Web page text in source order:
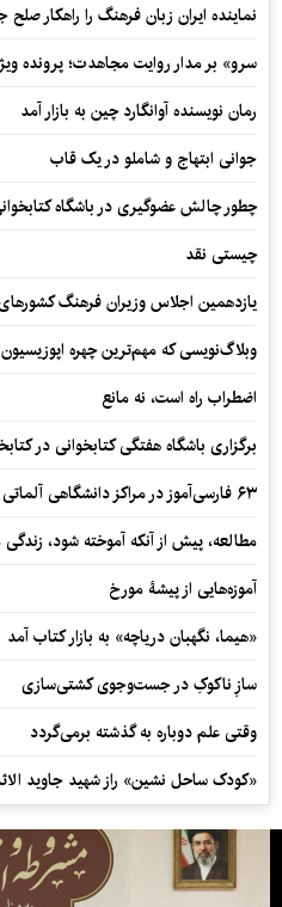
نماینده ایران زبان فرهنگ را راهکار
سرو» بر مدار روایت مجاهدت؛ پرونده
رمان نویسنده آوانگارد چین به بازار آمد
جوانی ابتهاج و شاملو در یک قاب
چطور چالش عضوگیری در باشگاه
چیستی نقد
یازدهمین اجلاس وزیران فرهنگ
وبلاگ‌نویسی که مهم‌ترین چهره
اضطراب راه است، نه مانع
برگزاری باشگاه هفتگی کتابخوانی در
۶۳ فارسی‌آموز در مراکز دانشگاهی آلماتی
مطالعه، پیش از آنکه آموخته شود،
آموزه‌هایی از پیشۀ مورخ
«هیما، نگهبان دریاچه» به بازار کتاب آمد
سازِ ناکوکِ در جست‌وجوی کشتی‌سازی
وقتی علم دوباره به گذشته برمی‌گردد
«کودک ساحل نشین» راز شهید جاوید